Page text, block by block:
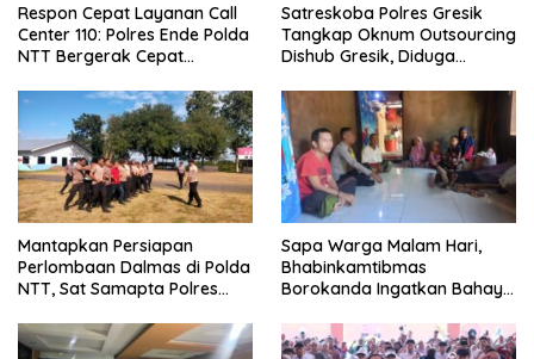
Respon Cepat Layanan Call
Center 110: Polres Ende Polda
NTT Bergerak Cepat
Simpang Lima
Satreskoba Polres Gresik
Tangkap Oknum Outsourcing
Dishub Gresik, Diduga
Bangkalan
Mantapkan Persiapan
Perlombaan Dalmas di Polda
NTT, Sat Samapta Polres
Peningkatan Kemampuan
Sapa Warga Malam Hari,
Bhabinkamtibmas
Borokanda Ingatkan Bahaya
Kamtibmas